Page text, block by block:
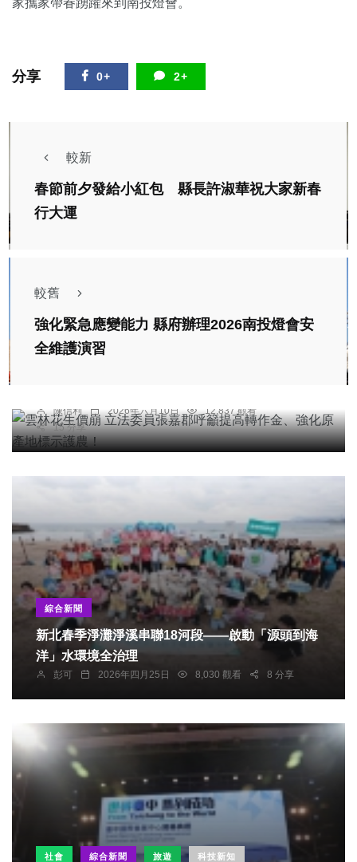
分享 0+ 2+
較新
春節前夕發給小紅包 縣長許淑華祝大家新春
行大運
較舊
強化緊急應變能力 縣府辦理2026南投燈會安
全維護演習
農業 綜合新聞
陳信利 2026年六月10日
12,837 觀看
15 分享
綜合新聞
新北春季淨灘淨溪串聯18河段——啟動「源頭到海
洋」水環境全治理
彭可 2026年四月25日 8,030 觀看 8 分享
社會 綜合新聞 旅遊 科技新知